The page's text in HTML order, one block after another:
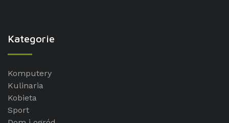
Kategorie
Komputery
Kulinaria
Kobieta
Sport